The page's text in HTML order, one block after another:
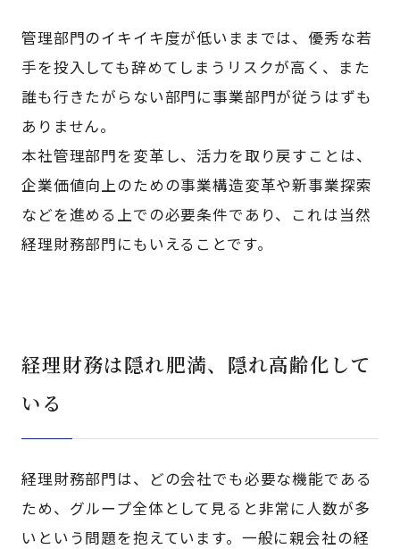
管理部門のイキイキ度が低いままでは、優秀な若
手を投入しても辞めてしまうリスクが高く、また
誰も行きたがらない部門に事業部門が従うはずも
ありません。
本社管理部門を変革し、活力を取り戻すことは、
企業価値向上のための事業構造変革や新事業探索
などを進める上での必要条件であり、これは当然
経理財務部門にもいえることです。
経理財務は隠れ肥満、隠れ高齢化して
いる
経理財務部門は、どの会社でも必要な機能である
ため、グループ全体として見ると非常に人数が多
いという問題を抱えています。一般に親会社の経